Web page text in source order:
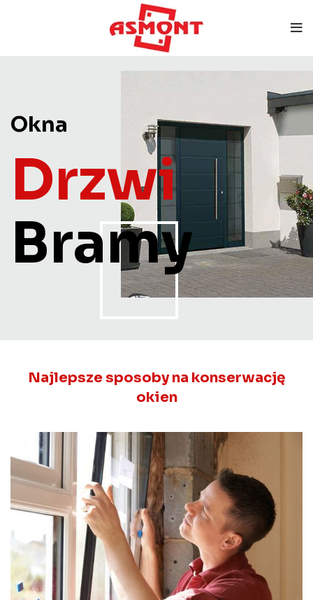
Najlepsze sposoby na konserwację
okien